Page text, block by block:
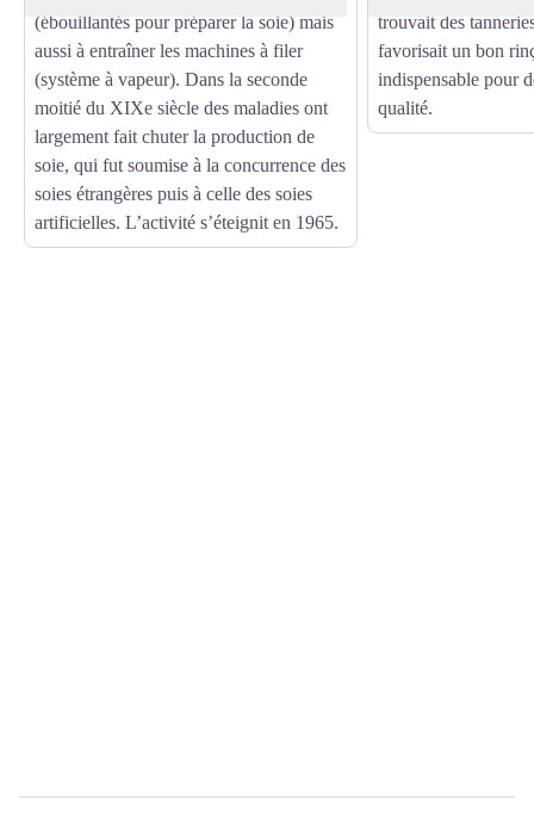
(ébouillantés pour préparer la soie) mais
aussi à entraîner les machines à filer
(système à vapeur). Dans la seconde
moitié du XIXe siècle des maladies ont
largement fait chuter la production de
soie, qui fut soumise à la concurrence des
soies étrangères puis à celle des soies
artificielles. L’activité s’éteignit en 1965.
trouvait des
favorisait un bon
indispensable pour
qualité.